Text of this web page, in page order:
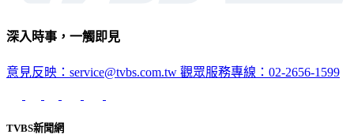
深入時事，一觸即見
意見反映：service@tvbs.com.tw 觀眾服務專線：02-2656-1599
TVBS新聞網